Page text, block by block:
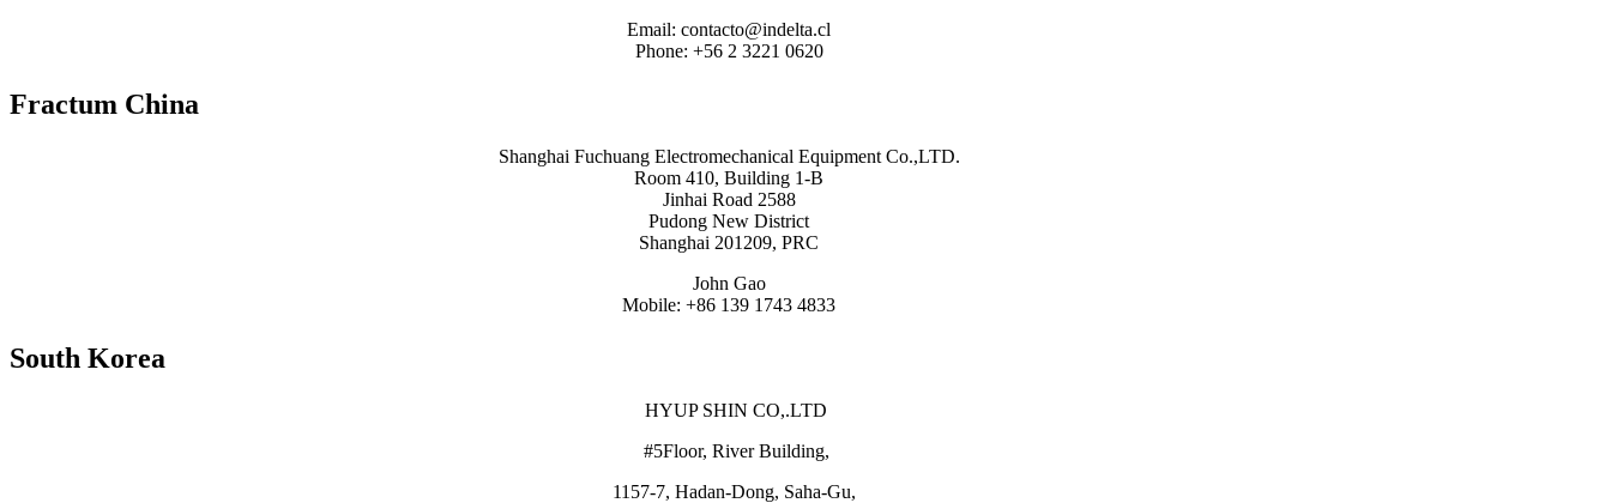
Email: contacto@indelta.cl
Phone: +56 2 3221 0620
Fractum China
Shanghai Fuchuang Electromechanical Equipment Co.,LTD.
Room 410, Building 1-B
Jinhai Road 2588
Pudong New District
Shanghai 201209, PRC
John Gao
Mobile: +86 139 1743 4833
South Korea
HYUP SHIN CO,.LTD
#5Floor, River Building,
1157-7, Hadan-Dong, Saha-Gu,